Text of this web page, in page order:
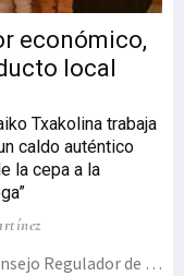
económico,
local
Txakolina trabaja
caldo auténtico
la cepa a la
Regulador de la